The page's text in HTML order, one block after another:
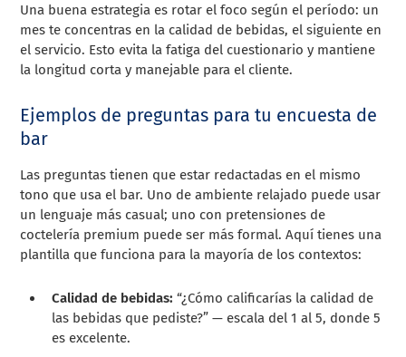
Una buena estrategia es rotar el foco según el período: un
mes te concentras en la calidad de bebidas, el siguiente en
el servicio. Esto evita la fatiga del cuestionario y mantiene
la longitud corta y manejable para el cliente.
Ejemplos de preguntas para tu encuesta de
bar
Las preguntas tienen que estar redactadas en el mismo
tono que usa el bar. Uno de ambiente relajado puede usar
un lenguaje más casual; uno con pretensiones de
coctelería premium puede ser más formal. Aquí tienes una
plantilla que funciona para la mayoría de los contextos:
Calidad de bebidas: “¿Cómo calificarías la calidad de
las bebidas que pediste?” — escala del 1 al 5, donde 5
es excelente.